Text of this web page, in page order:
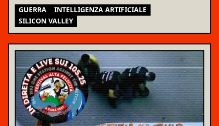
GUERRA
INTELLIGENZA ARTIFICIALE
SILICON VALLEY